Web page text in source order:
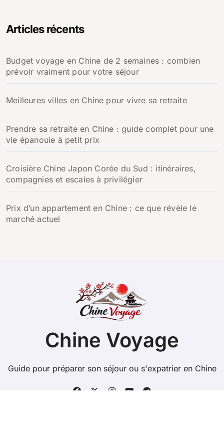
Articles récents
Budget voyage en Chine de 2 semaines : combien
prévoir vraiment pour votre séjour
Meilleures villes en Chine pour vivre sa retraite
Prendre sa retraite en Chine : guide complet pour une
vie épanouie à petit prix
Croisière Chine Japon Corée du Sud : itinéraires,
compagnies et escales à privilégier
Prix d’un appartement en Chine : ce que révèle le
marché actuel
Chine Voyage
Guide pour préparer son séjour ou s'expatrier en Chine